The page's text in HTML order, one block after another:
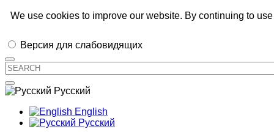
Иркутский институт химии им.
Версия для слабовидящих
Русский
English
Русский
We use cookies to improve our website. By continuing to